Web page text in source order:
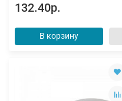
132.40р.
В корзину